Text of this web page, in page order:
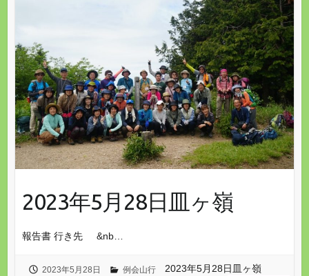
2023年5月28日皿ヶ嶺
報告書 行き先 &nb…
2023年5月28日 例会山行
2023年5月28日皿ヶ嶺